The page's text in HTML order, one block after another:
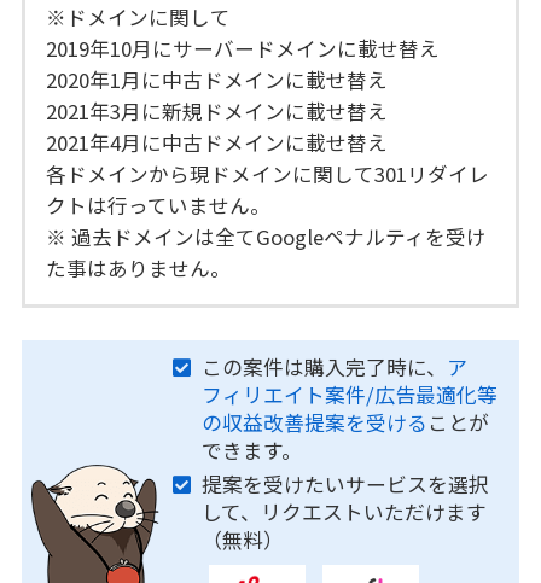
※ドメインに関して
2019年10月にサーバードメインに載せ替え
2020年1月に中古ドメインに載せ替え
2021年3月に新規ドメインに載せ替え
2021年4月に中古ドメインに載せ替え
各ドメインから現ドメインに関して301リダイレ
クトは行っていません。
※ 過去ドメインは全てGoogleペナルティを受け
た事はありません。
この案件は購入完了時に、 ア
フィリエイト案件/広告最適化等
の収益改善提案を受ける ことが
できます。
提案を受けたいサービスを選択
して、リクエストいただけます
（無料）